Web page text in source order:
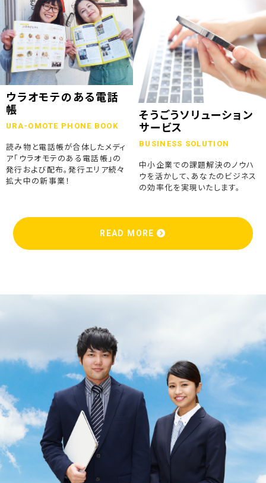
ウラオモテのある電話
帳
URA-OMOTE PHONE BOOK
読み物と電話帳が合体したメディ
ア「ウラオモテのある電話帳」の
発行および配布。発行エリア続々
拡大中の新事業！
そうごうソリューション
サービス
BUSINESS SOLUTION
中小企業での課題解決のノウハ
ウを活かして、あなたのビジネス
の効率化を実現いたします。
READ MORE